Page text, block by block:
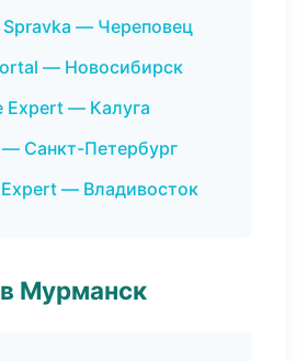
— Череповец
— Новосибирск
Expert — Калуга
Санкт-Петербург
— Владивосток
Мурманск